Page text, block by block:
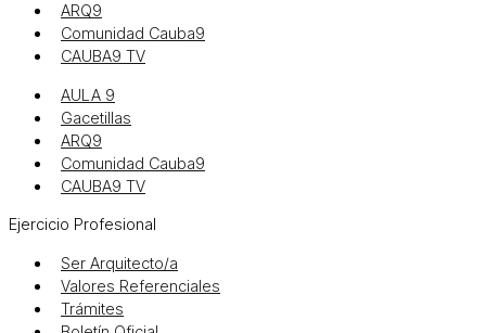
ARQ9
Comunidad Cauba9
CAUBA9 TV
AULA 9
Gacetillas
ARQ9
Comunidad Cauba9
CAUBA9 TV
Ejercicio Profesional
Ser Arquitecto/a
Valores Referenciales
Trámites